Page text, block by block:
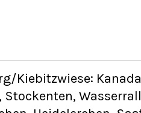
Kiebitzwiese:
Stockenten,